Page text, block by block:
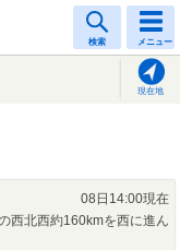
検索 メニュー
現在地
08日14:00現在
西北西約160kmを西に進ん